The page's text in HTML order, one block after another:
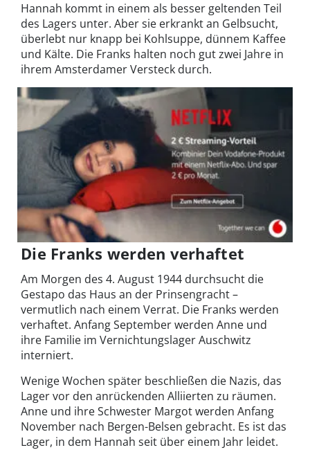
Hannah kommt in einem als besser geltenden Teil
des Lagers unter. Aber sie erkrankt an Gelbsucht,
überlebt nur knapp bei Kohlsuppe, dünnem Kaffee
und Kälte. Die Franks halten noch gut zwei Jahre in
ihrem Amsterdamer Versteck durch.
Die Franks werden verhaftet
Am Morgen des 4. August 1944 durchsucht die
Gestapo das Haus an der Prinsengracht –
vermutlich nach einem Verrat. Die Franks werden
verhaftet. Anfang September werden Anne und
ihre Familie im Vernichtungslager Auschwitz
interniert.
Wenige Wochen später beschließen die Nazis, das
Lager vor den anrückenden Alliierten zu räumen.
Anne und ihre Schwester Margot werden Anfang
November nach Bergen-Belsen gebracht. Es ist das
Lager, in dem Hannah seit über einem Jahr leidet.